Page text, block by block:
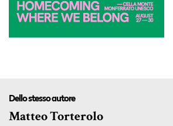
Dello stesso autore
Matteo Torterolo